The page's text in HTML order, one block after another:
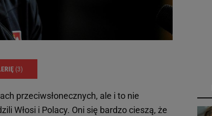
(3)
przeciwsłonecznych, ale i to nie
Włosi i Polacy. Oni się bardzo cieszą, że